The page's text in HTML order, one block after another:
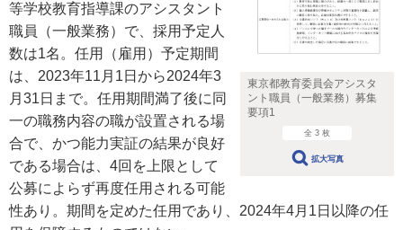
東京都教育委員会アシスタ
ント職員（一般業務）募集
要項1
全 3 枚
拡大写真
等学校教育指導課のアシスタント
職員（一般業務）で、採用予定人
数は1名。任用（雇用）予定期間
は、2023年11月1日から2024年3
月31日まで。任用期間満了後に同
一の職務内容の職が設置される場
合で、かつ能力実証の結果が良好
である場合は、4回を上限として
公募によらず再度任用される可能
性あり。期間を定めた任用であり、2024年4月1日以降の任